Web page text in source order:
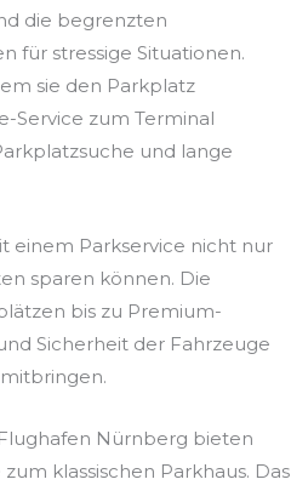
die begrenzten
für stressige Situationen.
sie den Parkplatz
Service zum Terminal
und lange
einem Parkservice nicht nur
sparen können. Die
bis zu Premium-
Sicherheit der Fahrzeuge
Nürnberg bieten
klassischen Parkhaus. Das